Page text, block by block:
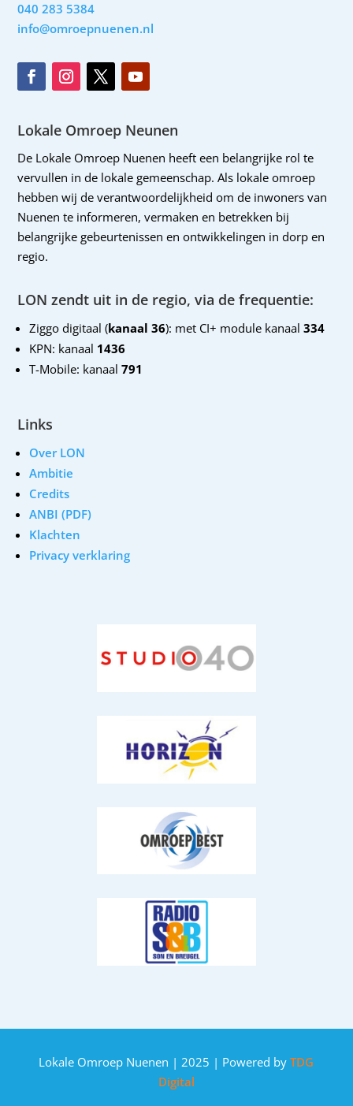
040 283 5384
info@omroepnuenen.nl
Lokale Omroep Neunen
De Lokale Omroep Nuenen heeft een belangrijke rol te
vervullen in de lokale gemeenschap. Als lokale omroep
hebben wij de verantwoordelijkheid om de inwoners van
Nuenen te informeren, vermaken en betrekken bij
belangrijke gebeurtenissen en ontwikkelingen in dorp en
regio.
LON zendt uit in de regio, via de frequentie:
Ziggo digitaal (kanaal 36): met CI+ module kanaal 334
KPN: kanaal 1436
T-Mobile: kanaal791
Links
Over LON
Ambitie
Credits
ANBI (PDF)
Klachten
Privacy verklaring
Lokale Omroep Nuenen | 2025 | Powered by TDG
Digital